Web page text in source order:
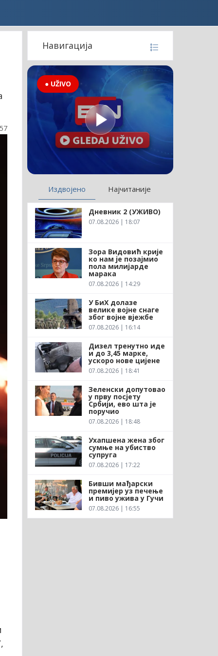
Навигација
● UŽIVO
Издвојено Најчитаније
Дневник 2 (УЖИВО)
07.08.2026 | 18:07
Зора Видовић крије
ко нам је позајмио
пола милијарде
марака
07.08.2026 | 14:29
У БиХ долазе
велике војне снаге
због војне вјежбе
07.08.2026 | 16:14
Дизел тренутно иде
и до 3,45 марке,
ускоро нове цијене
07.08.2026 | 18:41
Зеленски допутовао
у прву посјету
Србији, ево шта је
поручио
07.08.2026 | 18:48
Ухапшена жена због
сумње на убиство
супруга
07.08.2026 | 17:22
Бивши мађарски
премијер уз печење
и пиво ужива у Гучи
07.08.2026 | 16:55